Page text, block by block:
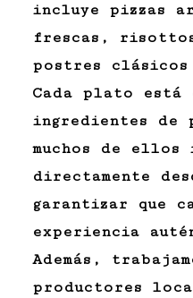
incluye pizzas
frescas,
postres
Cada plato está
ingredientes de
muchos de ellos
directamente
garantizar que
experiencia
Además,
productores